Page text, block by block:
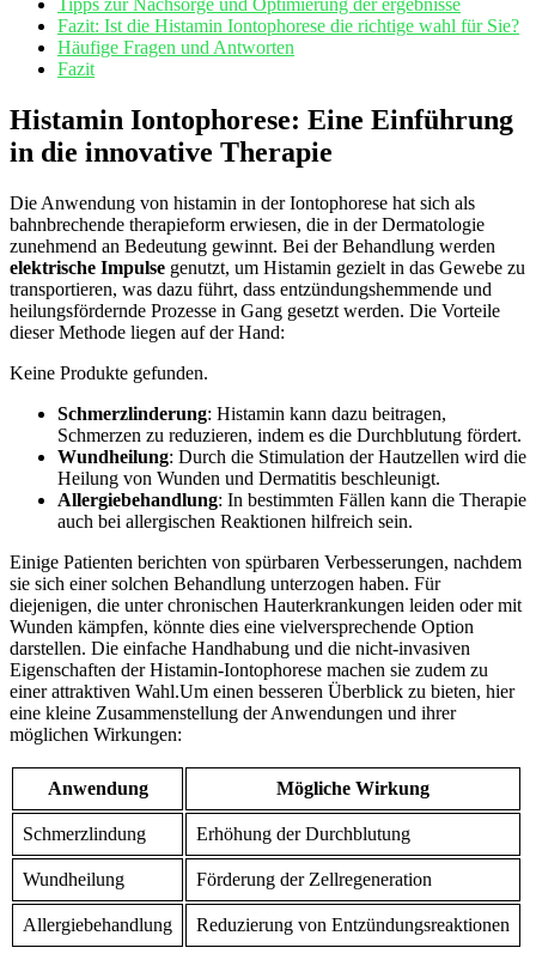
Fazit:⁤ Ist die Histamin Iontophorese die richtige‍ wahl für Sie?
Häufige⁢ Fragen und Antworten
Fazit
Histamin Iontophorese: Eine Einführung
in die innovative Therapie
Die Anwendung⁣ von histamin ‌in der Iontophorese⁤ hat sich als
bahnbrechende⁢ therapieform erwiesen, die in der Dermatologie
zunehmend an Bedeutung gewinnt. Bei der‍ Behandlung werden
elektrische Impulse genutzt, ⁣um ‍Histamin⁣ gezielt in das ‍Gewebe zu
transportieren, ‍was dazu führt, dass‍ entzündungshemmende und
heilungsfördernde Prozesse in Gang gesetzt werden. Die Vorteile
dieser Methode liegen auf der Hand:
Keine Produkte gefunden.
Schmerzlinderung: Histamin kann dazu ⁢beitragen,
Schmerzen zu reduzieren, indem es die Durchblutung‍ fördert.
Wundheilung: Durch die Stimulation der Hautzellen wird die
Heilung von​ Wunden und Dermatitis beschleunigt.
Allergiebehandlung: In bestimmten⁣ Fällen ⁢kann die Therapie
auch ‌bei allergischen ‌Reaktionen hilfreich sein.
Einige Patienten berichten von spürbaren Verbesserungen, nachdem
sie sich einer solchen Behandlung⁣ unterzogen haben. Für
diejenigen, die⁢ unter chronischen Hauterkrankungen leiden oder mit‍
Wunden kämpfen,⁤ könnte dies ⁢eine vielversprechende Option
darstellen. ⁢Die einfache Handhabung und die nicht-invasiven
Eigenschaften der Histamin-Iontophorese machen sie ⁣zudem zu
einer attraktiven Wahl.Um einen besseren Überblick zu bieten, hier
eine kleine Zusammenstellung der Anwendungen und ihrer
möglichen Wirkungen:
Anwendung Mögliche Wirkung
Schmerzlindung Erhöhung der Durchblutung
Wundheilung Förderung der Zellregeneration
Allergiebehandlung Reduzierung von Entzündungsreaktionen